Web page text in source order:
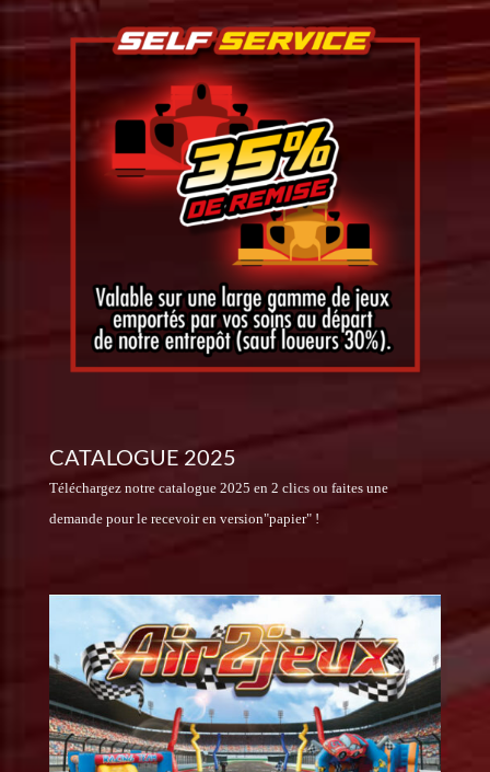
CATALOGUE 2025
Téléchargez notre catalogue 2025 en 2 clics ou faites une
demande pour le recevoir en version"papier" !